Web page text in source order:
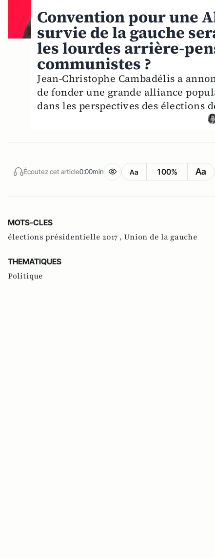
Convention pour une
survie de la gauche
les lourdes arrière-
communistes ?
Jean-Christophe Cambadélis a
de fonder une grande alliance
dans les perspectives des élections
Écoutez cet article0:00min Aa 100% Aa
MOTS-CLES
élections présidentielle 2017 , Union de la gauche
THEMATIQUES
Politique